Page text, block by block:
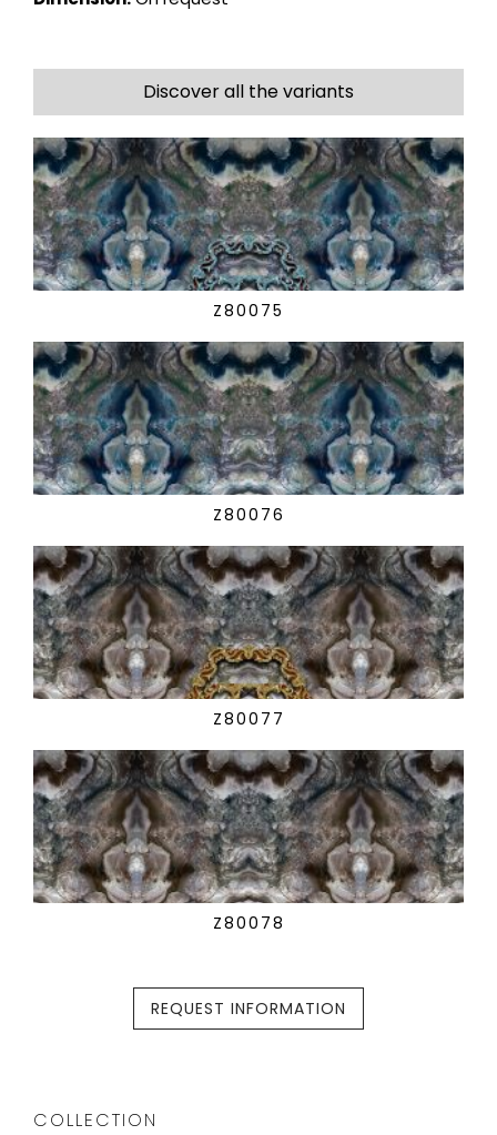
Discover all the variants
Z80075
Z80076
Z80077
Z80078
REQUEST INFORMATION
COLLECTION